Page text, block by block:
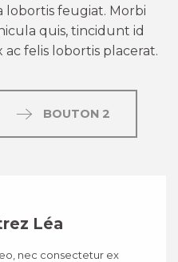
lobortis feugiat. Morbi
quis, tincidunt id
felis lobortis placerat.
BOUTON 2
Léa
nec consectetur ex